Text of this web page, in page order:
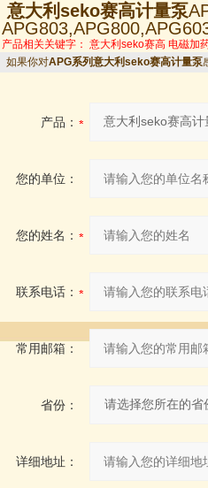
意大利seko赛高计量泵
产品相关关键字： 意大利seko赛高 电磁加
如果你对APG系列意大利seko赛高计量泵
产品：
您的单位：
您的姓名：
联系电话：
常用邮箱：
省份：
详细地址：